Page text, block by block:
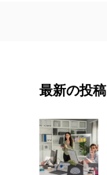
最新の投稿